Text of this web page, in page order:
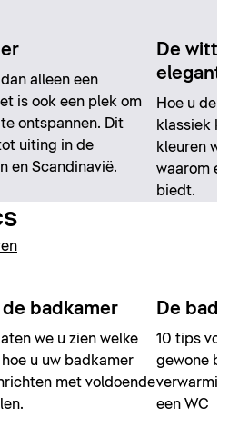
alleen een
is ook een plek om
ontspannen. Dit
uiting in de
en Scandinavië.
De witte
elegant
Hoe u de
klassiek
kleuren wit
waarom
biedt.
badkamer
we u zien welke
u uw badkamer
met voldoende
De
10 tips voor
gewone
een WC